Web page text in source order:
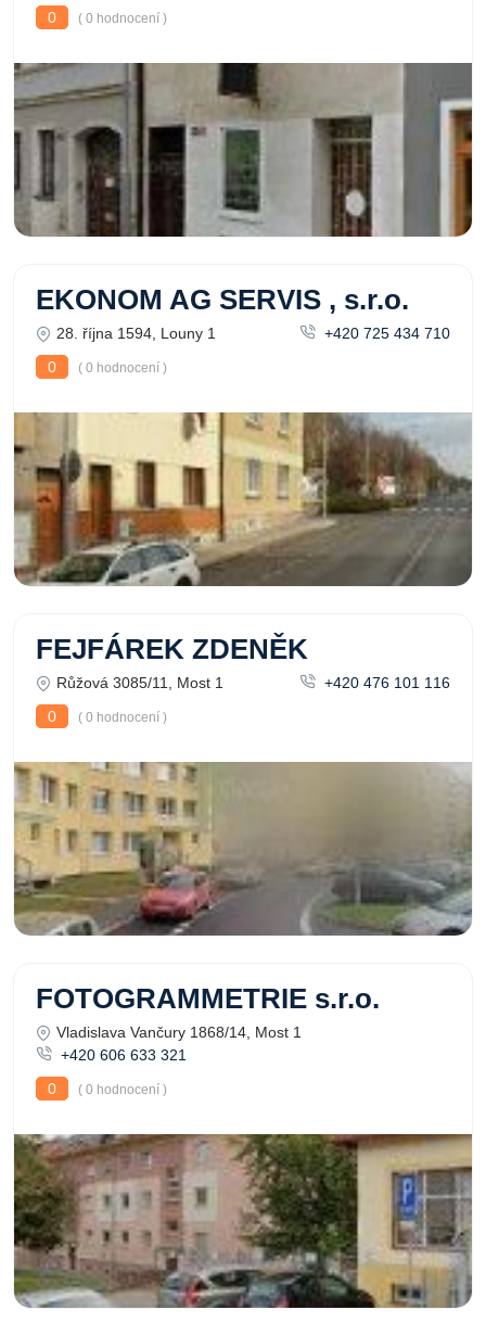
0 ( 0 hodnocení )
EKONOM AG SERVIS , s.r.o.
28. října 1594, Louny 1
+420 725 434 710
0
( 0 hodnocení )
FEJFÁREK ZDENĚK
Růžová 3085/11, Most 1
+420 476 101 116
0
( 0 hodnocení )
FOTOGRAMMETRIE s.r.o.
Vladislava Vančury 1868/14, Most 1
+420 606 633 321
0
( 0 hodnocení )